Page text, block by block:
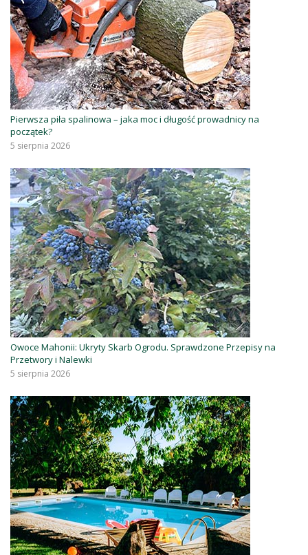
Pierwsza piła spalinowa – jaka moc i długość prowadnicy na
początek?
5 sierpnia 2026
Owoce Mahonii: Ukryty Skarb Ogrodu. Sprawdzone Przepisy na
Przetwory i Nalewki
5 sierpnia 2026